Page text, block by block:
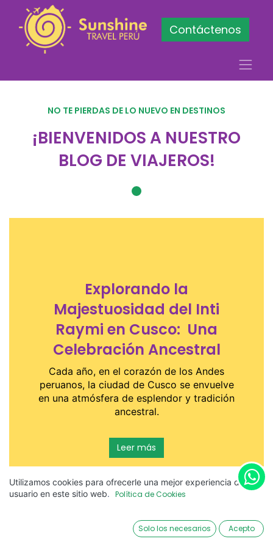
Contáctenos
NO TE PIERDAS DE LO NUEVO EN DESTINOS
¡BIENVENIDOS A NUESTRO
BLOG DE VIAJEROS!
Explorando la
Majestuosidad del Inti
Raymi en Cusco: Una
Celebración Ancestral
Cada año, en el corazón de los Andes
peruanos, la ciudad de Cusco se envuelve
en una atmósfera de esplendor y tradición
ancestral.
Leer más
Utilizamos cookies para ofrecerle una mejor experiencia de
usuario en este sitio web. Política de Cookies
Solo los necesarios Acepto